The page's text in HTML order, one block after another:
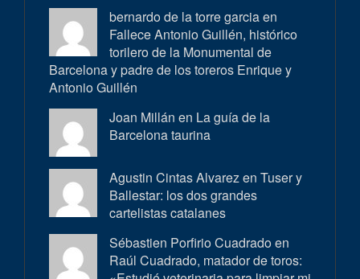
bernardo de la torre garcia en
Fallece Antonio Guillén, histórico
torilero de la Monumental de
Barcelona y padre de los toreros Enrique y
Antonio Guillén
Joan Millán en La guía de la
Barcelona taurina
Agustin Cintas Alvarez en Tuser y
Ballestar: los dos grandes
cartelistas catalanes
Sébastien Porfirio Cuadrado en
Raúl Cuadrado, matador de toros: